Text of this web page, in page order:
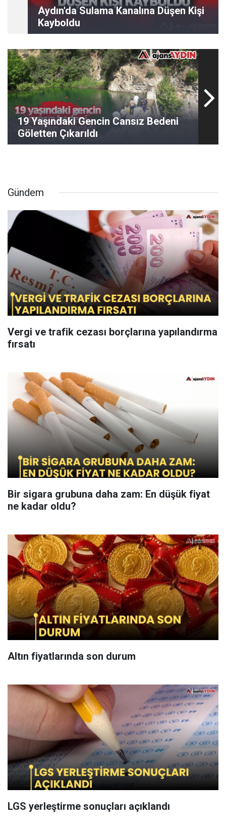
Aydın'da Sulama Kanalına Düşen Kişi
Kayboldu
19 Yaşındaki Gencin Cansız Bedeni
Göletten Çıkarıldı
Gündem
Vergi ve trafik cezası borçlarına yapılandırma
fırsatı
Bir sigara grubuna daha zam: En düşük fiyat
ne kadar oldu?
Altın fiyatlarında son durum
LGS yerleştirme sonuçları açıklandı